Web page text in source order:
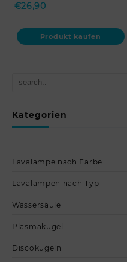
Kategorien
Lavalampe nach Farbe
Lavalampen nach Typ
Wassersäule
Plasmakugel
Discokugeln
€26,90
Produkt kaufen